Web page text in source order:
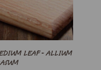
LEAF - ALLIUM